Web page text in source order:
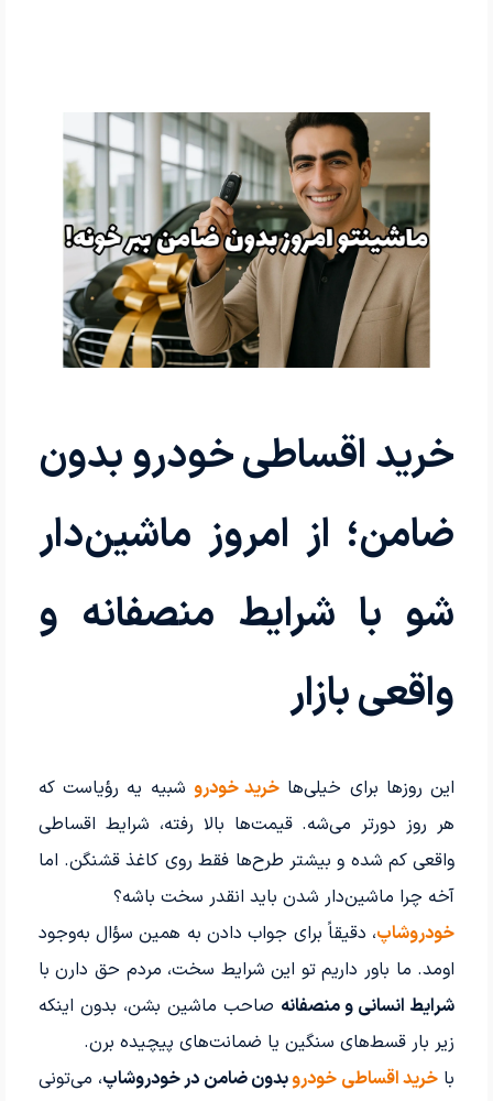
خرید اقساطی خودرو بدون
ضامن؛ از امروز ماشین‌دار
شو با شرایط منصفانه و
واقعی بازار
این روزها برای خیلی‌ها خرید خودرو شبیه یه رؤیاست که
هر روز دورتر می‌شه. قیمت‌ها بالا رفته، شرایط اقساطی
واقعی کم شده و بیشتر طرح‌ها فقط روی کاغذ قشنگن. اما
آخه چرا ماشین‌دار شدن باید انقدر سخت باشه؟
خودروشاپ، دقیقاً برای جواب دادن به همین سؤال به‌وجود
اومد. ما باور داریم تو این شرایط سخت، مردم حق دارن با
شرایط انسانی و منصفانه صاحب ماشین بشن، بدون اینکه
زیر بار قسط‌های سنگین یا ضمانت‌های پیچیده برن.
باخرید اقساطی خودروبدون ضامن در خودروشاپ، می‌تونی